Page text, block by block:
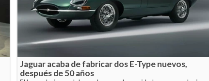
Jaguar acaba de fabricar dos E-Type nuevos,
después de 50 años